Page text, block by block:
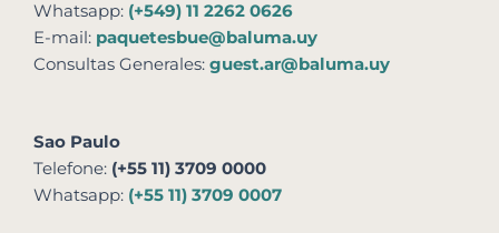
Whatsapp: (+549) 11 2262 0626
E-mail: paquetesbue@baluma.uy
Consultas Generales: guest.ar@baluma.uy
Sao Paulo
Telefone: (+55 11) 3709 0000
Whatsapp: (+55 11) 3709 0007